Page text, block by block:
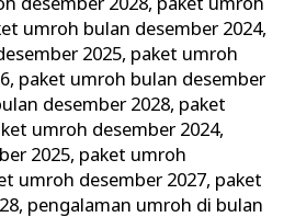
desember 2028, paket umroh
umroh bulan desember 2024,
2025, paket umroh
, paket umroh bulan desember
desember 2028, paket
umroh desember 2024,
2025, paket umroh
umroh desember 2027, paket
, pengalaman umroh di bulan